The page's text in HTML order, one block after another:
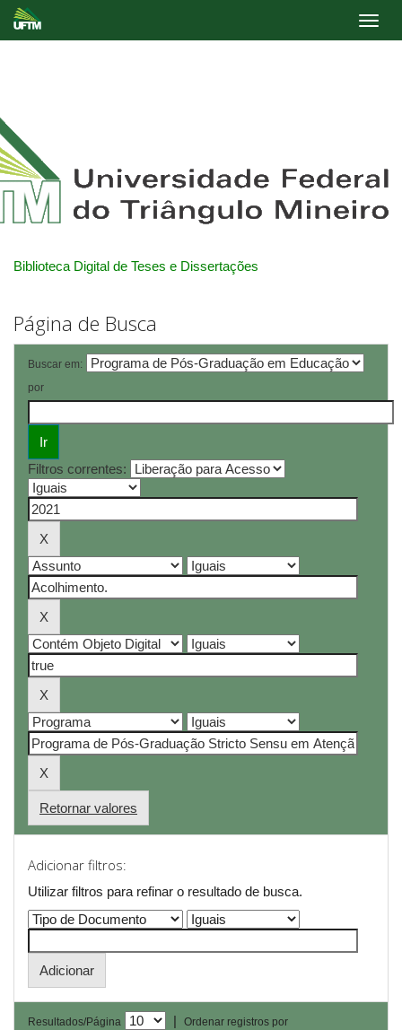
Biblioteca Digital de Teses e Dissertações
Página de Busca
Buscar em:
por
Filtros correntes:
Retornar valores
Adicionar filtros:
Utilizar filtros para refinar o resultado de busca.
Resultados/Página |
Ordenar registros por